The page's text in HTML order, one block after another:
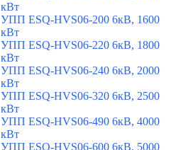
кВт
УПП ESQ-HVS06-200 6кВ, 1600
кВт
УПП ESQ-HVS06-220 6кВ, 1800
кВт
УПП ESQ-HVS06-240 6кВ, 2000
кВт
УПП ESQ-HVS06-320 6кВ, 2500
кВт
УПП ESQ-HVS06-490 6кВ, 4000
кВт
УПП ESQ-HVS06-600 6кВ, 5000